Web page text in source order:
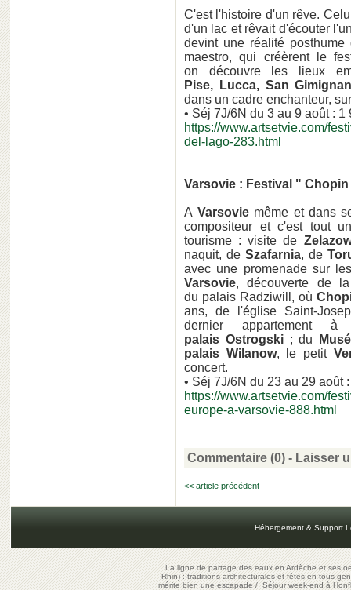
C'est l'histoire d'un rêve.
d'un lac et rêvait d'écouter
devint une réalité
maestro, qui créèrent le
on découvre les lieux
Pise, Lucca, San
dans un cadre enchanteur,
• Séj 7J/6N du 3 au 9 août :
https://www.artsetvie.com/
del-lago-283.html
Varsovie : Festival "
AVarsovie même et dans
compositeur et c'est tout
tourisme : visite de
naquit, de Szafarnia, de
avec une promenade sur
Varsovie, découverte de
du palais Radziwill, où
ans, de l'église Saint-
dernier appartement
palais Ostrogski; du
palais Wilanow, le petit
concert.
• Séj 7J/6N du 23 au 29 août
https://www.artsetvie.com/
europe-a-varsovie-888.html
Commentaire (0) - Laisser
<< article précédent
Hébergement & Support
La ligne de partage des eaux en Ardèche et ses
Rhin) : traditions architecturales et fêtes en tous
mérite bien une escapade/Séjour week-end à